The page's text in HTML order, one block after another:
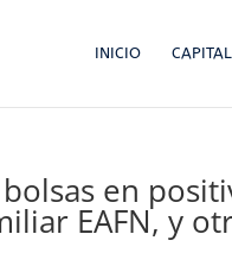
INICIO
en
EAFN, y